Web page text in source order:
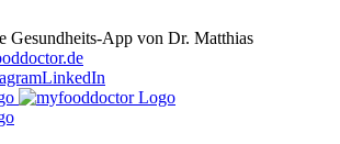
Gesundheits-App von Dr. Matthias
LinkedIn